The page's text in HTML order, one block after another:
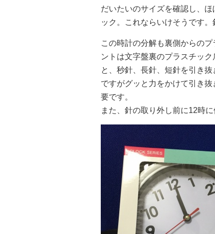
だいたいのサイズを確認し、
ック。これならいけそうです
この時計の分解も裏側からの
ントは文字盤裏のプラスチッ
と、秒針、長針、短針を引き
ですがグッと力をかけて引き
要です。
また、針の取り外し前に12時